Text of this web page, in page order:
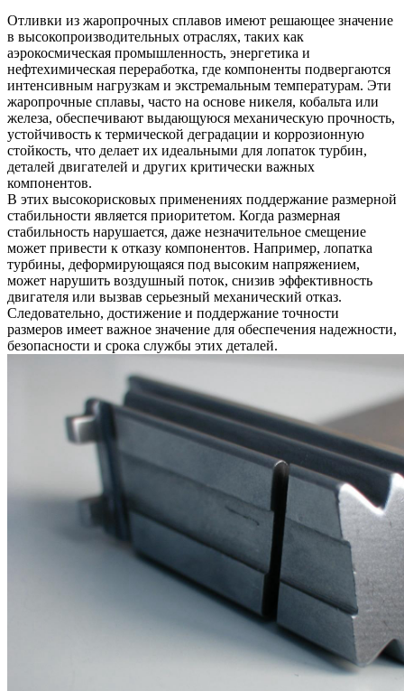
Отливки из жаропрочных сплавов имеют решающее значение
в высокопроизводительных отраслях, таких как
аэрокосмическая промышленность, энергетика и
нефтехимическая переработка, где компоненты подвергаются
интенсивным нагрузкам и экстремальным температурам. Эти
жаропрочные сплавы, часто на основе никеля, кобальта или
железа, обеспечивают выдающуюся механическую прочность,
устойчивость к термической деградации и коррозионную
стойкость, что делает их идеальными для лопаток турбин,
деталей двигателей и других критически важных
компонентов.
В этих высокорисковых применениях поддержание размерной
стабильности является приоритетом. Когда размерная
стабильность нарушается, даже незначительное смещение
может привести к отказу компонентов. Например, лопатка
турбины, деформирующаяся под высоким напряжением,
может нарушить воздушный поток, снизив эффективность
двигателя или вызвав серьезный механический отказ.
Следовательно, достижение и поддержание точности
размеров имеет важное значение для обеспечения надежности,
безопасности и срока службы этих деталей.